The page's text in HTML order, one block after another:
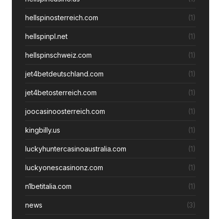
hellspinosterreich.com (1)
hellspinpl.net (1)
hellspinschweiz.com (1)
jet4betdeutschland.com (1)
jet4betosterreich.com (1)
joocasinoosterreich.com (1)
kingbilly.us (1)
luckyhuntercasinoaustralia.com (1)
luckyonescasinonz.com (1)
n1betitalia.com (1)
news (3)